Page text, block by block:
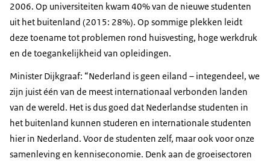
2006. Op universiteiten kwam 40% van de nieuwe studenten
uit het buitenland (2015: 28%). Op sommige plekken leidt
deze toename tot problemen rond huisvesting, hoge werkdruk
en de toegankelijkheid van opleidingen.
Minister Dijkgraaf: “Nederland is geen eiland – integendeel, we
zijn juist één van de meest internationaal verbonden landen
van de wereld. Het is dus goed dat Nederlandse studenten in
het buitenland kunnen studeren en internationale studenten
hier in Nederland. Voor de studenten zelf, maar ook voor onze
samenleving en kenniseconomie. Denk aan de groeisectoren